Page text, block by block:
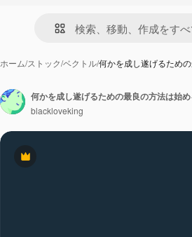
ホーム/ストック/ベクトル/何かを成し遂げるため
Premium
何かを成し遂げるための最良の方法は始
blackloveking